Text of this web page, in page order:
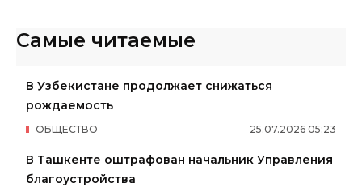
Самые читаемые
В Узбекистане продолжает снижаться
рождаемость
25.07.2026 05:23
ОБЩЕСТВО
В Ташкенте оштрафован начальник Управления
благоустройства